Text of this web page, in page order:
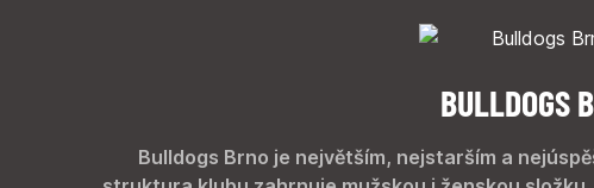
BULLDOGS
Bulldogs Brno je největším, nejstarším a